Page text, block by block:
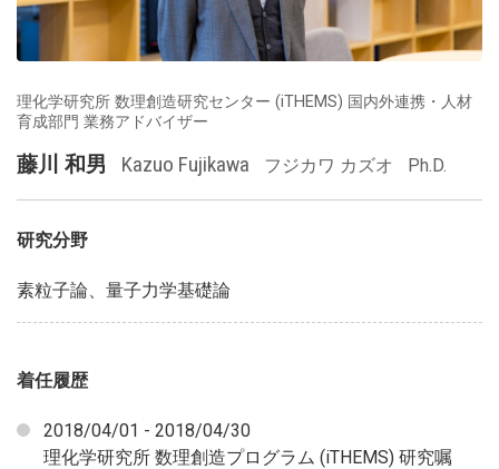
理化学研究所 数理創造研究センター (iTHEMS) 国内外連携・人材
育成部門 業務アドバイザー
藤川 和男 Kazuo Fujikawa フジカワ カズオ Ph.D.
研究分野
素粒子論、量子力学基礎論
着任履歴
2018/04/01 - 2018/04/30
理化学研究所 数理創造プログラム (iTHEMS) 研究嘱